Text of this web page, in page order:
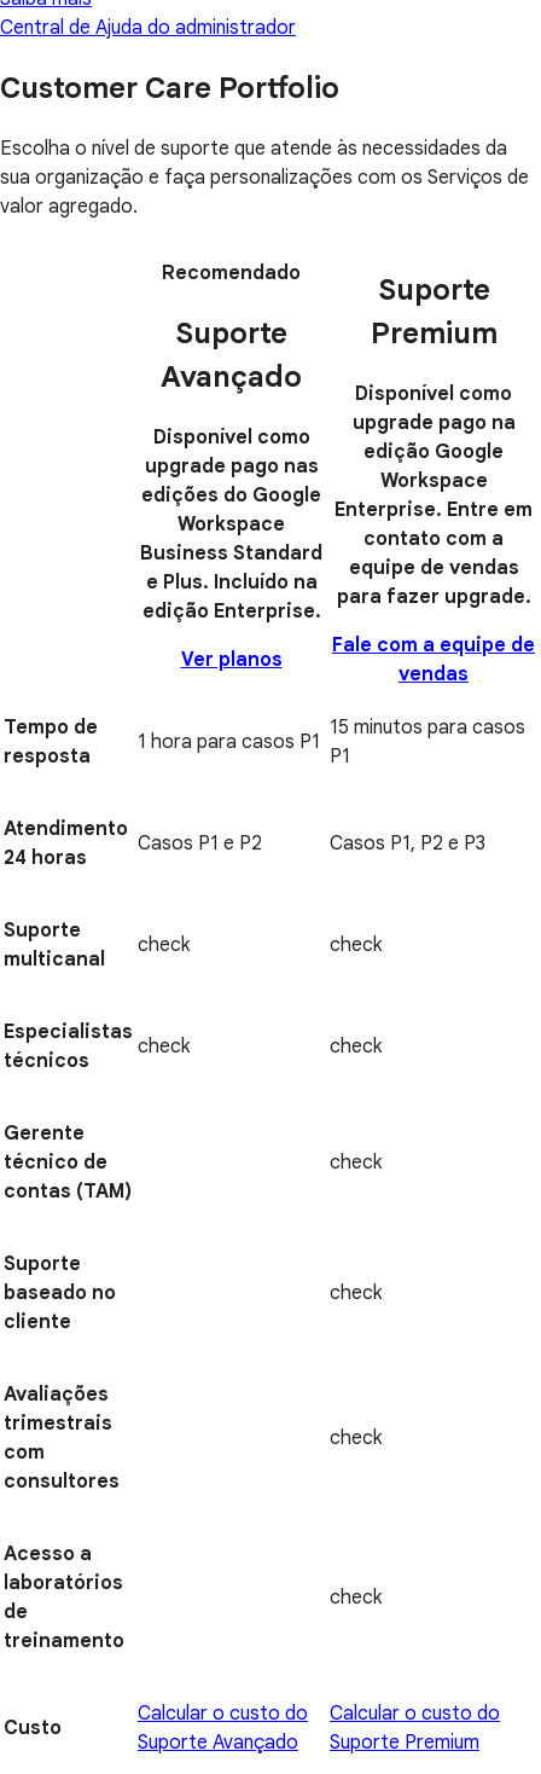
Central de Ajuda do administrador
Customer Care Portfolio
Escolha o nível de suporte que atende às necessidades da
sua organização e faça personalizações com os Serviços de
valor agregado.
Recomendado
Suporte
Avançado
Disponível como
upgrade pago nas
edições do Google
Workspace
Business Standard
e Plus. Incluído na
edição Enterprise.
Ver planos
Suporte
Premium
Disponível como
upgrade pago na
edição Google
Workspace
Enterprise. Entre em
contato com a
equipe de vendas
para fazer upgrade.
Fale com a equipe de
vendas
Tempo de
resposta
1 hora para casos P1
15 minutos para casos
P1
Atendimento
24 horas
Casos P1 e P2 Casos P1, P2 e P3
Suporte
multicanal
check check
Especialistas
técnicos
check check
Gerente
técnico de
contas (TAM)
check
Suporte
baseado no
cliente
check
Avaliações
trimestrais
com
consultores
check
Acesso a
laboratórios
de
treinamento
check
Custo
Calcular o custo do
Suporte Avançado
Calcular o custo do
Suporte Premium